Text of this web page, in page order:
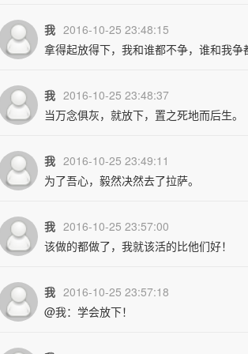
我 2016-10-25 23:48:15
拿得起放得下，我和谁都不争，谁和我争
我 2016-10-25 23:48:37
当万念俱灰，就放下，置之死地而后生。
我 2016-10-25 23:49:11
为了吾心，毅然决然去了拉萨。
我 2016-10-25 23:57:00
该做的都做了，我就该活的比他们好！
我 2016-10-25 23:57:18
@我：学会放下！